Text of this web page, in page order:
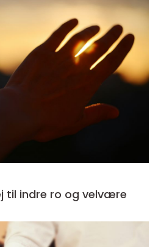
til indre ro og velvære